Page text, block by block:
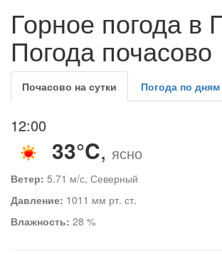
Горное погода в
Погода почасово
Почасово на сутки Погода по дням
12:00
33°C, ясно
Ветер: 5.71 м/с, Северный
Давление: 1011 мм рт. ст.
Влажность: 28 %